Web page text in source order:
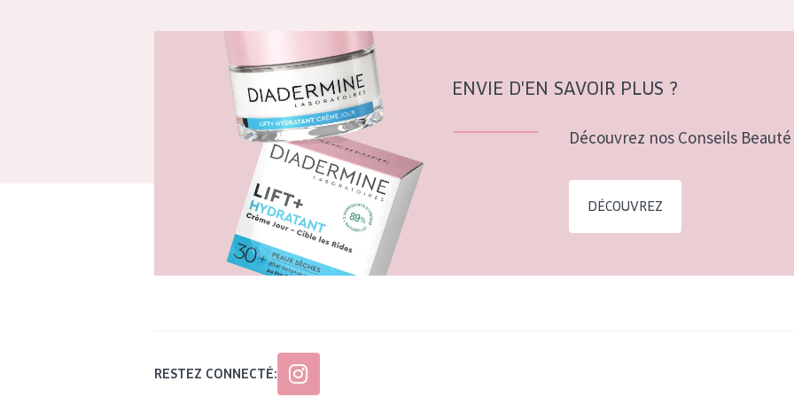
ENVIE D'EN SAVOIR PLUS ?
Découvrez nos Conseils
DÉCOUVREZ
RESTEZ CONNECTÉ: